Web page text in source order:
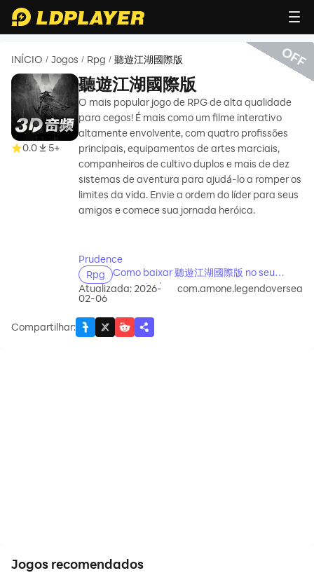
INÍCIO / Jogos / Rpg / 聽遊江湖國際版
0.0 5+
聽遊江湖國際版
O mais popular jogo de RPG de alta qualidade
para cegos! É mais como um filme interativo
altamente envolvente, com quatro profissões
principais, equipamentos de artes marciais,
companheiros de cultivo duplos e mais de dez
sistemas de aventura para ajudá-lo a romper os
limites da vida. Envie a ordem do líder para seus
amigos e comece sua jornada heróica.
Prudence
Rpg
Como baixar 聽遊江湖國際版 no seu
computador
Atualizada: 2026-
02-06
com.amone.legendoversea
Compartilhar:
OFF
Jogos recomendados